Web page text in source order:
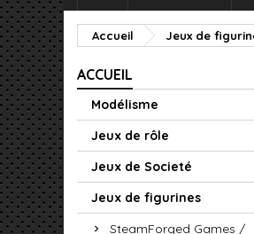
Accueil Jeux de
ACCUEIL
Modélisme
Jeux de rôle
Jeux de Societé
Jeux de figurines
SteamForged Games /